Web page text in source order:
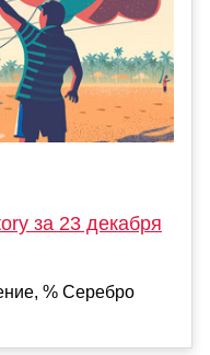
за 23 декабря
% Серебро